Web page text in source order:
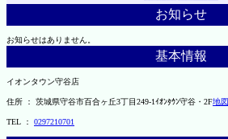
お知らせ
お知らせはありません。
基本情報
イオンタウン守谷店
住所 ： 茨城県守谷市百合ヶ丘3丁目249-1ｲｵﾝﾀｳﾝ守谷・2F地図
TEL ： 0297210701